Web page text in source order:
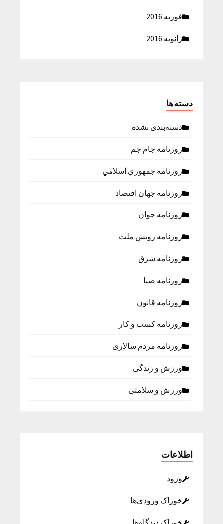
فوریه 2016
ژانویه 2016
دسته‌ها
دسته‌بندی نشده
روزنامه جام جم
روزنامه جمهوري اسلامي
روزنامه جهان اقتصاد
روزنامه جوان
روزنامه رویش ملت
روزنامه شرق
روزنامه صبا
روزنامه قانون
روزنامه كسب و كار
روزنامه مردم سالاری
ورزش و زندگی
ورزش و سلامتی
اطلاعات
ورود
خوراک ورودی‌ها
خوراک دیدگاه‌ها